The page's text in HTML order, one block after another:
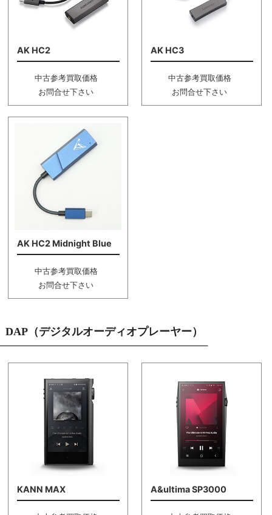
AK HC2
中古参考買取価格
お問合せ下さい
AK HC3
中古参考買取価格
お問合せ下さい
AK HC2 Midnight Blue
中古参考買取価格
お問合せ下さい
DAP（デジタルオーディオプレーヤー）
KANN MAX A&ultima SP3000